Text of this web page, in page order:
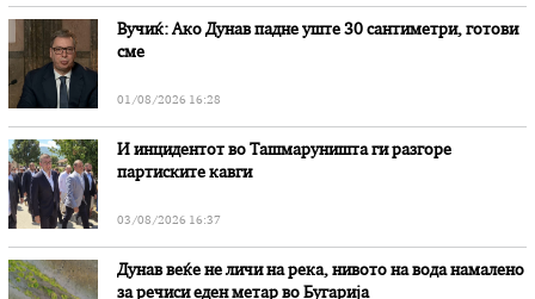
Вучиќ: Ако Дунав падне уште 30 сантиметри, готови
сме
01/08/2026 16:28
И инцидентот во Ташмаруништa ги разгоре
партиските кавги
03/08/2026 16:37
Дунав веќе не личи на река, нивото на вода намалено
за речиси еден метар во Бугарија